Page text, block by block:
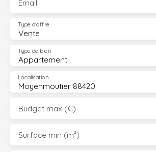
Email
Vente
Type d'offre
Appartement
Type de bien
Moyenmoutier 88420
Localisation
Budget max (€)
Surface min (m²)